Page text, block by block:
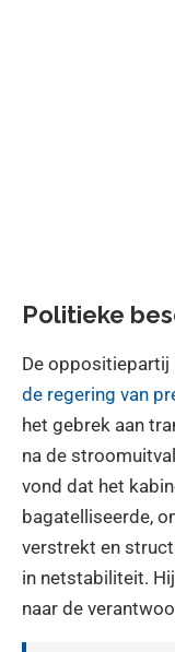
Politieke
De oppositiepartij
de regering van
het gebrek aan
na de
vond dat het
bagatelliseerde,
verstrekt en
in netstabiliteit.
naar de